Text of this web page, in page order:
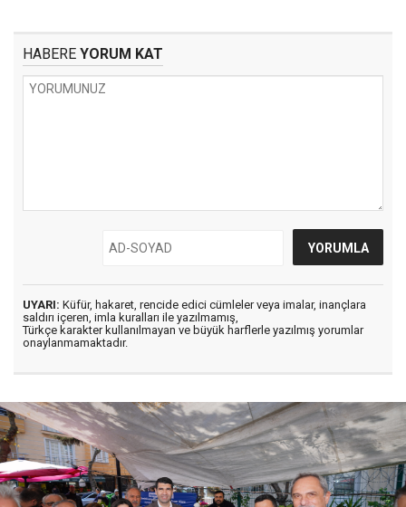
HABERE YORUM KAT
UYARI: Küfür, hakaret, rencide edici cümleler veya imalar, inançlara
saldırı içeren, imla kuralları ile yazılmamış,
Türkçe karakter kullanılmayan ve büyük harflerle yazılmış yorumlar
onaylanmamaktadır.